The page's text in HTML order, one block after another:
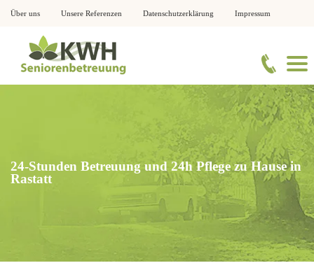
Über uns Unsere Referenzen Datenschutzerklärung Impressum
24-Stunden Betreuung und 24h Pflege zu Hause in
Rastatt